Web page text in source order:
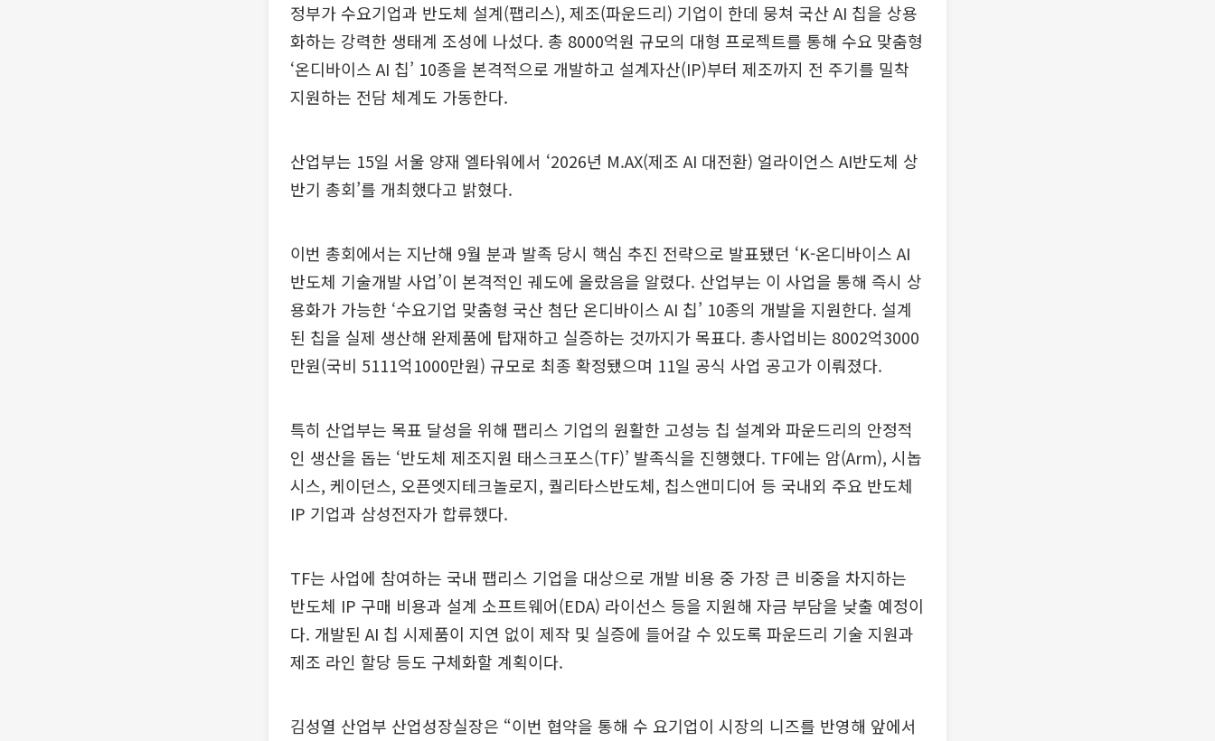
정부가 수요기업과 반도체 설계(팹리스), 제조(파운드리) 기업이 한데 뭉쳐 국산 AI 칩을 상용
화하는 강력한 생태계 조성에 나섰다. 총 8000억원 규모의 대형 프로젝트를 통해 수요 맞춤형
‘온디바이스 AI 칩’ 10종을 본격적으로 개발하고 설계자산(IP)부터 제조까지 전 주기를 밀착
지원하는 전담 체계도 가동한다.
산업부는 15일 서울 양재 엘타워에서 ‘2026년 M.AX(제조 AI 대전환) 얼라이언스 AI반도체 상
반기 총회’를 개최했다고 밝혔다.
이번 총회에서는 지난해 9월 분과 발족 당시 핵심 추진 전략으로 발표됐던 ‘K-온디바이스 AI
반도체 기술개발 사업’이 본격적인 궤도에 올랐음을 알렸다. 산업부는 이 사업을 통해 즉시 상
용화가 가능한 ‘수요기업 맞춤형 국산 첨단 온디바이스 AI 칩’ 10종의 개발을 지원한다. 설계
된 칩을 실제 생산해 완제품에 탑재하고 실증하는 것까지가 목표다. 총사업비는 8002억3000
만원(국비 5111억1000만원) 규모로 최종 확정됐으며 11일 공식 사업 공고가 이뤄졌다.
특히 산업부는 목표 달성을 위해 팹리스 기업의 원활한 고성능 칩 설계와 파운드리의 안정적
인 생산을 돕는 ‘반도체 제조지원 태스크포스(TF)’ 발족식을 진행했다. TF에는 암(Arm), 시놉
시스, 케이던스, 오픈엣지테크놀로지, 퀄리타스반도체, 칩스앤미디어 등 국내외 주요 반도체
IP 기업과 삼성전자가 합류했다.
TF는 사업에 참여하는 국내 팹리스 기업을 대상으로 개발 비용 중 가장 큰 비중을 차지하는
반도체 IP 구매 비용과 설계 소프트웨어(EDA) 라이선스 등을 지원해 자금 부담을 낮출 예정이
다. 개발된 AI 칩 시제품이 지연 없이 제작 및 실증에 들어갈 수 있도록 파운드리 기술 지원과
제조 라인 할당 등도 구체화할 계획이다.
김성열 산업부 산업성장실장은 “이번 협약을 통해 수 요기업이 시장의 니즈를 반영해 앞에서